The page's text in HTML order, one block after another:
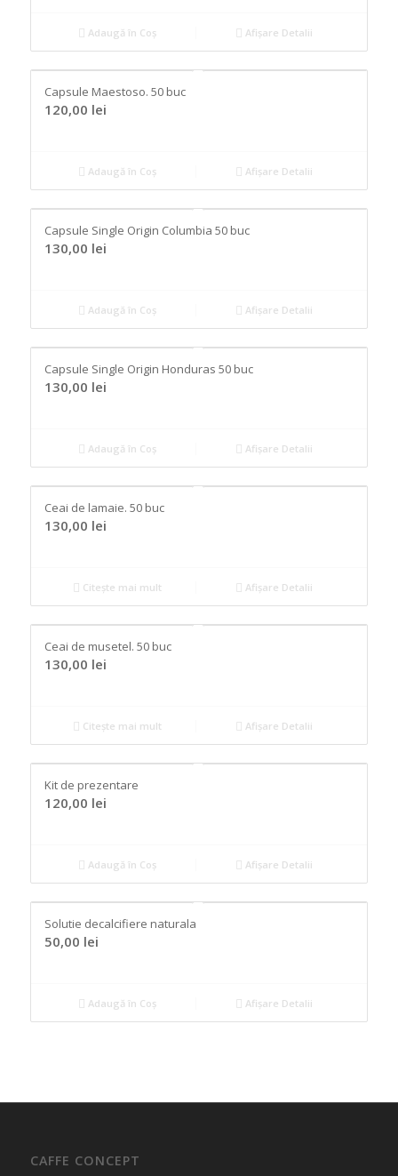
Adaugă în Coș Afișare Detalii
Capsule Maestoso. 50 buc
120,00 lei
Adaugă în Coș Afișare Detalii
Capsule Single Origin Columbia 50 buc
130,00 lei
Adaugă în Coș Afișare Detalii
Capsule Single Origin Honduras 50 buc
130,00 lei
Adaugă în Coș Afișare Detalii
Ceai de lamaie. 50 buc
130,00 lei
Citește mai mult Afișare Detalii
Ceai de musetel. 50 buc
130,00 lei
Citește mai mult Afișare Detalii
Kit de prezentare
120,00 lei
Adaugă în Coș Afișare Detalii
Solutie decalcifiere naturala
50,00 lei
Adaugă în Coș Afișare Detalii
CAFFE CONCEPT